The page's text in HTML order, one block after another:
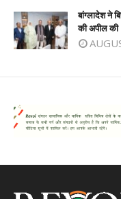
बांग्लादेश ने
की अपील की